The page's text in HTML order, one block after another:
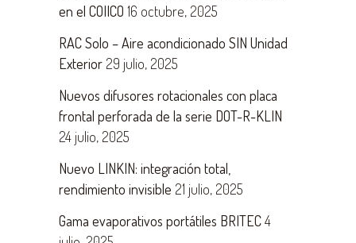
en el COIICO 16 octubre, 2025
RAC Solo – Aire acondicionado SIN Unidad
Exterior 29 julio, 2025
Nuevos difusores rotacionales con placa
frontal perforada de la serie DOT-R-KLIN
24 julio, 2025
Nuevo LINKIN: integración total,
rendimiento invisible 21 julio, 2025
Gama evaporativos portátiles BRITEC4